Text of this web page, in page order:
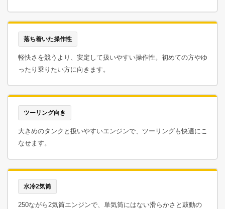
落ち着いた操作性
軽快さを競うより、安定して扱いやすい操作性。初めての方やゆ
ったり乗りたい方に向きます。
ツーリング向き
大きめのタンクと扱いやすいエンジンで、ツーリングも快適にこ
なせます。
水冷2気筒
250ながら2気筒エンジンで、単気筒にはない滑らかさと鼓動の